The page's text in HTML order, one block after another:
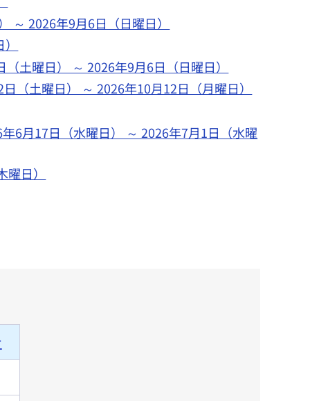
2026年9月6日（日曜日）
曜日） ～ 2026年9月6日（日曜日）
土曜日） ～ 2026年10月12日（月曜日）
6月17日（水曜日） ～ 2026年7月1日（水曜
日）